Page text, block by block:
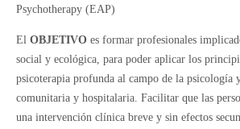
Psychotherapy (EAP)
El OBJETIVO es formar profesionales
social y ecológica, para poder aplicar los
psicoterapia profunda al campo de la psicología
comunitaria y hospitalaria. Facilitar que las
una intervención clínica breve y sin efectos